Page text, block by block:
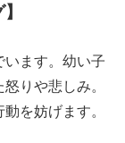
います。幼い子
りや悲しみ。
を妨げます。